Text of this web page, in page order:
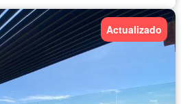
Actualizado